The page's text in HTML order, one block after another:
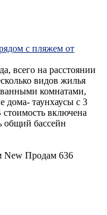
с пляжем от
всего на расстоянии
видов жилья
комнатами,
дома- таунхаусы с 3
включена
общий бассейн
New Продам 636